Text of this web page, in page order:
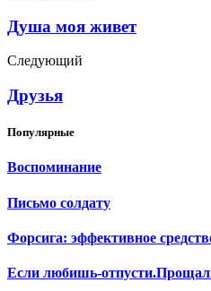
Душа моя живет
Следующий
Друзья
Популярные
Воспоминание
Письмо солдату
Форсига: эффективное
Если любишь-